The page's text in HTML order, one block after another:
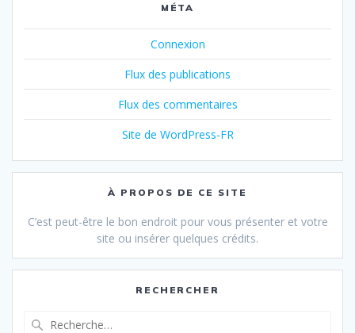
MÉTA
Connexion
Flux des publications
Flux des commentaires
Site de WordPress-FR
À PROPOS DE CE SITE
C’est peut-être le bon endroit pour vous présenter et votre
site ou insérer quelques crédits.
RECHERCHER